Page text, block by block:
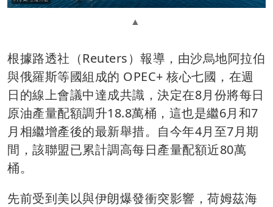
根據路透社（Reuters）報導，由沙烏地阿拉伯
與俄羅斯等國組成的 OPEC+ 核心七國，在週
日的線上會議中達成共識，決定在8月份將每日
原油產量配額調升18.8萬桶，這也是繼6月和7
月相繼增產後的最新舉措。自今年4月至7月期
間，該聯盟已累計調高每日產量配額近80萬
桶。
先前受到美以與伊朗爆發衝突影響，荷姆茲海